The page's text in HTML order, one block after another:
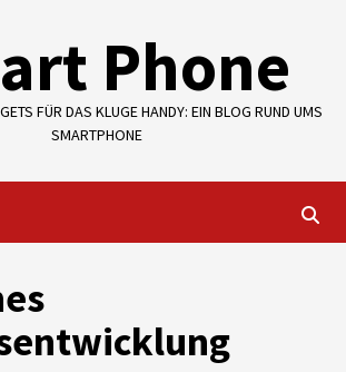
Phone
FÜR DAS KLUGE HANDY: EIN BLOG RUND UMS
SMARTPHONE